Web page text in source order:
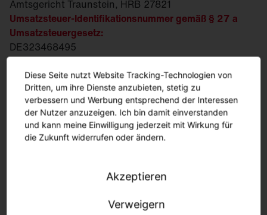
Amtsgericht Traunstein, HRB 27821
Umsatzsteuer-Identifikationsnummer gemäß § 27 a
Umsatzsteuergesetz:
DE323468495
Steuer-Nr.:163/115/30538
WEEE/EAR-Reg.-Nr.:DE 88203383
Geschaeftsfuehrung:
Ralph Hesse, Andreas Frank, Daniel Fischer
Vorsitzende des Aufsichtsrats:
Inhaltlich Verantwortlicher gemäß § 18 Absatz 2 MStV:
Geschäftliche Anschrift:
Diese Seite nutzt Website Tracking-Technologien von
Dritten, um ihre Dienste anzubieten, stetig zu
verbessern und Werbung entsprechend der Interessen
der Nutzer anzuzeigen. Ich bin damit einverstanden
und kann meine Einwilligung jederzeit mit Wirkung für
die Zukunft widerrufen oder ändern.
Akzeptieren
Verweigern